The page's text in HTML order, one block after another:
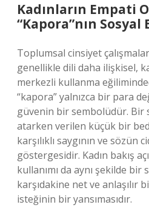
Kadınların Empati
“Kapora”nın Sosyal
Toplumsal cinsiyet
genellikle dili daha ilişkisel,
merkezli kullanma
“kapora” yalnızca bir para
güvenin bir sembolüdür. Bir
atarken verilen küçük bir
karşılıklı saygının ve sözün
göstergesidir. Kadın bakış
kullanımı da aynı şekilde bir
karşıdakine net ve anlaşılır
isteğinin bir yansımasıdır.